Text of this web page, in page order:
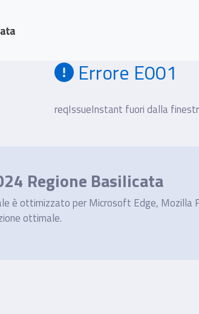
Errore E001
reqIssueInstant fuori dalla
Regione Basilicata
è ottimizzato per Microsoft Edge, Mozilla
ottimale.